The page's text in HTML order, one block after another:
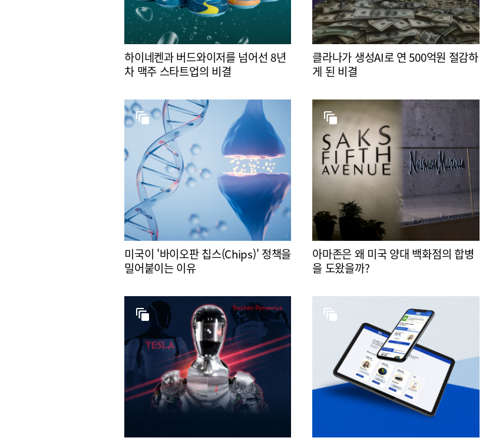
하이네켄과 버드와이저를 넘어선 8년
차 맥주 스타트업의 비결
클라나가 생성AI로 연 500억원 절감하
게 된 비결
미국이 '바이오판 칩스(Chips)' 정책을
밀어붙이는 이유
아마존은 왜 미국 양대 백화점의 합병
을 도왔을까?